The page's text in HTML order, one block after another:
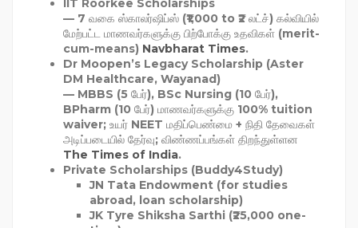
IIT Roorkee Scholarships
— 7 வகை ஸ்காலர்ஷிப்ஸ் (₹1,000 to ₹2 லட்ச்) கல்வியில்
மேற்பட்ட மாணவர்களுக்கு பிற்போக்கு உதவிகள் (merit-
cum-means) Navbharat Times.
Dr Moopen’s Legacy Scholarship (Aster
DM Healthcare, Wayanad)
— MBBS (5 பேர்), BSc Nursing (10 பேர்),
BPharm (10 பேர்) மாணவர்களுக்கு 100% tuition
waiver; உயர் NEET மதிப்பெண்மை + நிதி தேவைகள்
அடிப்படையில் தேர்வு; விண்ணப்பங்கள் திறந்துள்ளன
The Times of India.
Private Scholarships (Buddy4Study)
JN Tata Endowment (for studies
abroad, loan scholarship)
JK Tyre Shiksha Sarthi (₹25,000 one-